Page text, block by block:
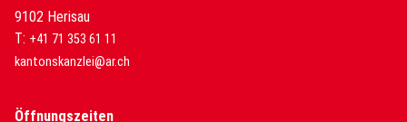
9102 Herisau
T: +41 71 353 61 11
kantonskanzlei@ar.ch
Öffnungszeiten